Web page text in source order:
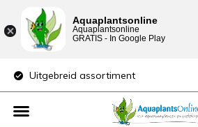
Uitgebreid assortiment
Aquaplantsonline
Aquaplantsonline
GRATIS - In Google Play